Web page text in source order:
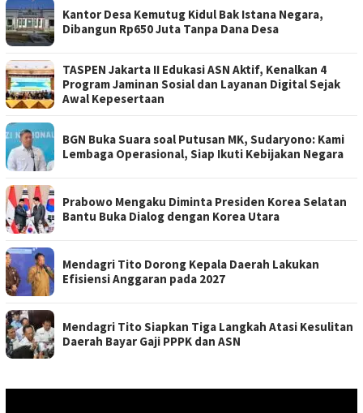
Kantor Desa Kemutug Kidul Bak Istana Negara,
Dibangun Rp650 Juta Tanpa Dana Desa
TASPEN Jakarta II Edukasi ASN Aktif, Kenalkan 4
Program Jaminan Sosial dan Layanan Digital Sejak
Awal Kepesertaan
BGN Buka Suara soal Putusan MK, Sudaryono: Kami
Lembaga Operasional, Siap Ikuti Kebijakan Negara
Prabowo Mengaku Diminta Presiden Korea Selatan
Bantu Buka Dialog dengan Korea Utara
Mendagri Tito Dorong Kepala Daerah Lakukan
Efisiensi Anggaran pada 2027
Mendagri Tito Siapkan Tiga Langkah Atasi Kesulitan
Daerah Bayar Gaji PPPK dan ASN